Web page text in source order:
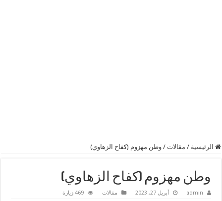
الرئيسية / مقالات / وطن مهزوم (كفاح الزهاوي)
وطن مهزوم (كفاح الزهاوي)
admin أبريل 27, 2023 مقالات 469 زيارة